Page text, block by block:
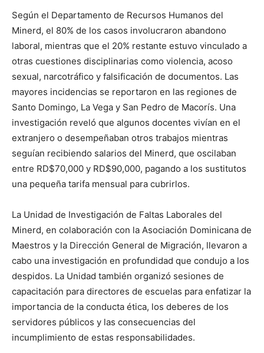
Según el Departamento de Recursos Humanos del
Minerd, el 80% de los casos involucraron abandono
laboral, mientras que el 20% restante estuvo vinculado a
otras cuestiones disciplinarias como violencia, acoso
sexual, narcotráfico y falsificación de documentos. Las
mayores incidencias se reportaron en las regiones de
Santo Domingo, La Vega y San Pedro de Macorís. Una
investigación reveló que algunos docentes vivían en el
extranjero o desempeñaban otros trabajos mientras
seguían recibiendo salarios del Minerd, que oscilaban
entre RD$70,000 y RD$90,000, pagando a los sustitutos
una pequeña tarifa mensual para cubrirlos.
La Unidad de Investigación de Faltas Laborales del
Minerd, en colaboración con la Asociación Dominicana de
Maestros y la Dirección General de Migración, llevaron a
cabo una investigación en profundidad que condujo a los
despidos. La Unidad también organizó sesiones de
capacitación para directores de escuelas para enfatizar la
importancia de la conducta ética, los deberes de los
servidores públicos y las consecuencias del
incumplimiento de estas responsabilidades.